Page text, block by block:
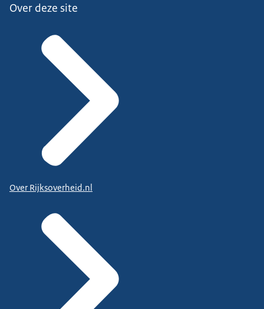
Over deze site
Over Rijksoverheid.nl